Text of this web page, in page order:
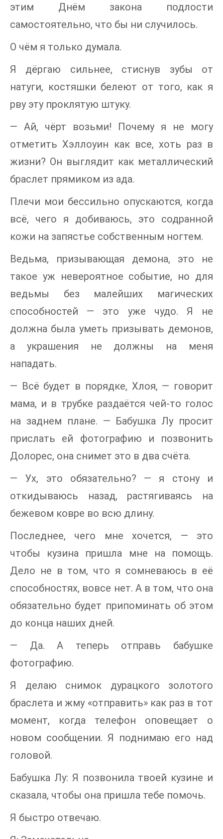
этим Днём закона подлости
самостоятельно, что бы ни случилось.
О чём я только думала.
Я дёргаю сильнее, стиснув зубы от
натуги, костяшки белеют от того, как я
рву эту проклятую штуку.
— Ай, чёрт возьми! Почему я не могу
отметить Хэллоуин как все, хоть раз в
жизни? Он выглядит как металлический
браслет прямиком из ада.
Плечи мои бессильно опускаются, когда
всё, чего я добиваюсь, это содранной
кожи на запястье собственным ногтем.
Ведьма, призывающая демона, это не
такое уж невероятное событие, но для
ведьмы без малейших магических
способностей — это уже чудо. Я не
должна была уметь призывать демонов,
а украшения не должны на меня
нападать.
— Всё будет в порядке, Хлоя, — говорит
мама, и в трубке раздаётся чей-то голос
на заднем плане. — Бабушка Лу просит
прислать ей фотографию и позвонить
Долорес, она снимет это в два счёта.
— Ух, это обязательно? — я стону и
откидываюсь назад, растягиваясь на
бежевом ковре во всю длину.
Последнее, чего мне хочется, — это
чтобы кузина пришла мне на помощь.
Дело не в том, что я сомневаюсь в её
способностях, вовсе нет. А в том, что она
обязательно будет припоминать об этом
до конца наших дней.
— Да. А теперь отправь бабушке
фотографию.
Я делаю снимок дурацкого золотого
браслета и жму «отправить» как раз в тот
момент, когда телефон оповещает о
новом сообщении. Я поднимаю его над
головой.
Бабушка Лу: Я позвонила твоей кузине и
сказала, чтобы она пришла тебе помочь.
Я быстро отвечаю.